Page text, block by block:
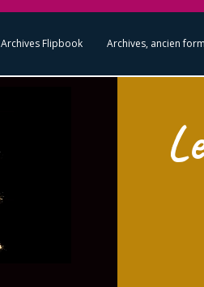
Archives Flipbook Archives, ancien